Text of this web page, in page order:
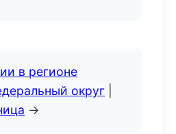
в регионе
округ
→